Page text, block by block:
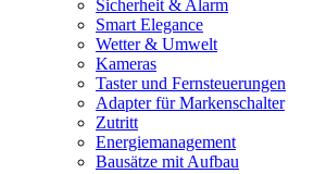
Sicherheit & Alarm
Smart Elegance
Wetter & Umwelt
Kameras
Taster und Fernsteuerungen
Adapter für Markenschalter
Zutritt
Energiemanagement
Bausätze mit Aufbau